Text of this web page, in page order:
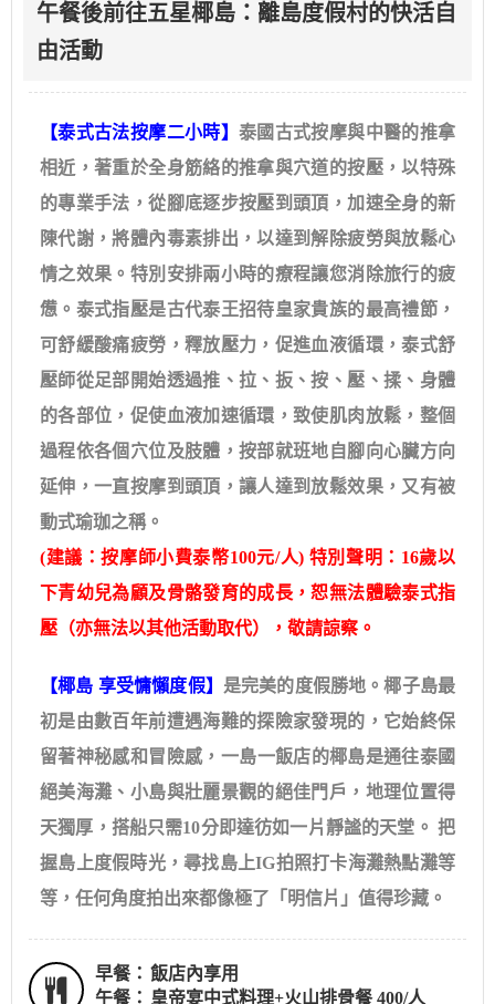
午餐後前往五星椰島：離島度假村的快活自
由活動
【泰式古法按摩二小時】 泰國古式按摩與中醫的推拿
相近，著重於全身筋絡的推拿與穴道的按壓，以特殊
的專業手法，從腳底逐步按壓到頭頂，加速全身的新
陳代謝，將體內毒素排出，以達到解除疲勞與放鬆心
情之效果。特別安排兩小時的療程讓您消除旅行的疲
憊。泰式指壓是古代泰王招待皇家貴族的最高禮節，
可舒緩酸痛疲勞，釋放壓力，促進血液循環，泰式舒
壓師從足部開始透過推、拉、扳、按、壓、揉、身體
的各部位，促使血液加速循環，致使肌肉放鬆，整個
過程依各個穴位及肢體，按部就班地自腳向心臟方向
延伸，一直按摩到頭頂，讓人達到放鬆效果，又有被
動式瑜珈之稱。
(建議：按摩師小費泰幣100元/人) 特別聲明：16歲以
下青幼兒為顧及骨骼發育的成長，恕無法體驗泰式指
壓（亦無法以其他活動取代），敬請諒察。
【椰島 享受慵懶度假】 是完美的度假勝地。椰子島最
初是由數百年前遭遇海難的探險家發現的，它始終保
留著神秘感和冒​​險感，一島一飯店的椰島是通往泰國
絕美海灘、小島與壯麗景觀的絕佳門戶，地理位置得
天獨厚，搭船只需10分即達彷如一片靜謐的天堂。 把
握島上度假時光，尋找島上IG拍照打卡海灘熱點灘等
等，任何角度拍出來都像極了「明信片」值得珍藏。
早餐： 飯店內享用
午餐： 皇帝宴中式料理+火山排骨餐 400/人